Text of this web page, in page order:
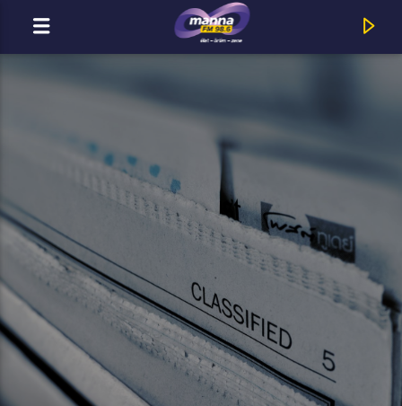
MOST ADÁSBAN
MannaFM
Fábián Juli & Zoohacker : Jazz and Wine